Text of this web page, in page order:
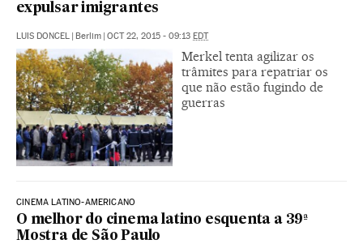
expulsar imigrantes
LUIS DONCEL | Berlim | OCT 22, 2015 - 09:13 EDT
Merkel tenta agilizar os
trâmites para repatriar os
que não estão fugindo de
guerras
CINEMA LATINO-AMERICANO
O melhor do cinema latino esquenta a 39ª
Mostra de São Paulo